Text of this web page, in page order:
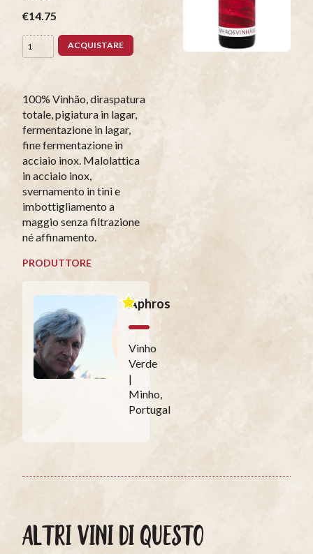
€14.75
ACQUISTARE
100% Vinhão, diraspatura
totale, pigiatura in lagar,
fermentazione in lagar,
fine fermentazione in
acciaio inox. Malolattica
in acciaio inox,
svernamento in tini e
imbottigliamento a
maggio senza filtrazione
né affinamento.
PRODUTTORE
Aphros
Vinho
Verde
|
Minho,
Portugal
ALTRI VINI DI QUESTO